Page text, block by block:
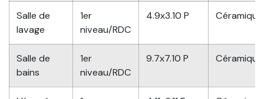
Salle de
lavage
1er
niveau/RDC
4.9x3.10 P Céramique
Salle de
bains
1er
niveau/RDC
9.7x7.10 P Céramique